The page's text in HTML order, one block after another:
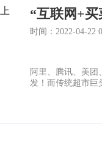
时间：2022-04-22
阿里、腾讯、美团
发！而传统超市巨